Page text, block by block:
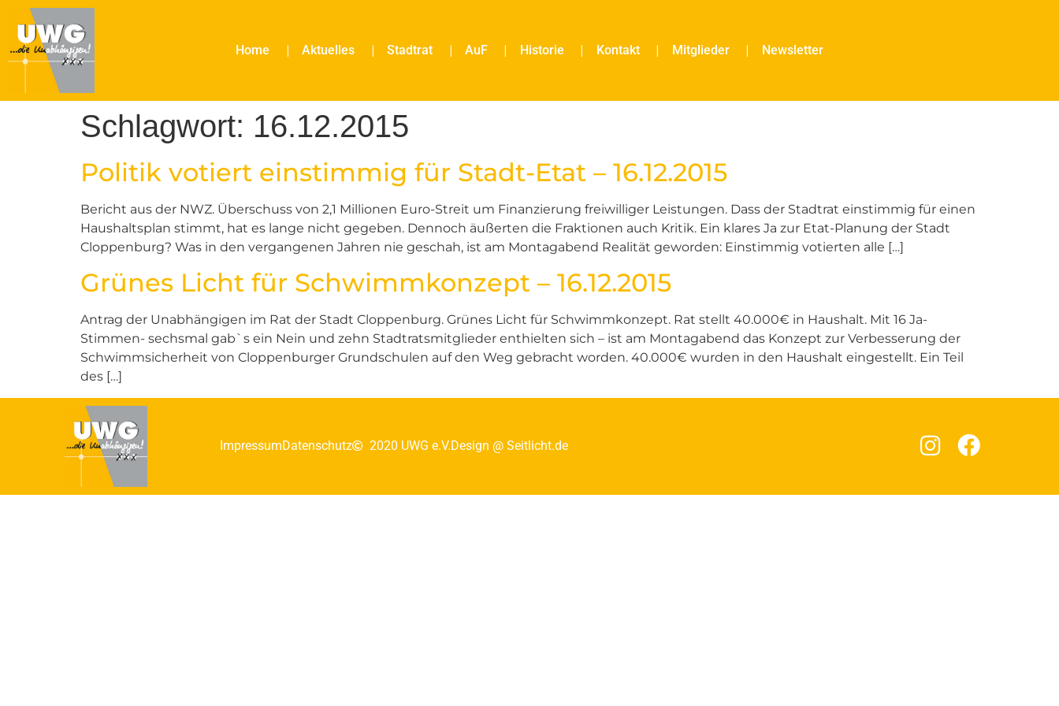
Home Aktuelles Stadtrat AuF Historie Kontakt Mitglieder Newsletter
Schlagwort: 16.12.2015
Politik votiert einstimmig für Stadt-Etat – 16.12.2015
Bericht aus der NWZ. Überschuss von 2,1 Millionen Euro-Streit um Finanzierung freiwilliger Leistungen. Dass der Stadtrat einstimmig für einen
Haushaltsplan stimmt, hat es lange nicht gegeben. Dennoch äußerten die Fraktionen auch Kritik. Ein klares Ja zur Etat-Planung der Stadt
Cloppenburg? Was in den vergangenen Jahren nie geschah, ist am Montagabend Realität geworden: Einstimmig votierten alle […]
Grünes Licht für Schwimmkonzept – 16.12.2015
Antrag der Unabhängigen im Rat der Stadt Cloppenburg. Grünes Licht für Schwimmkonzept. Rat stellt 40.000€ in Haushalt. Mit 16 Ja-
Stimmen- sechsmal gab`s ein Nein und zehn Stadtratsmitglieder enthielten sich – ist am Montagabend das Konzept zur Verbesserung der
Schwimmsicherheit von Cloppenburger Grundschulen auf den Weg gebracht worden. 40.000€ wurden in den Haushalt eingestellt. Ein Teil
des […]
ImpressumDatenschutz 2020 UWG e.V.Design @ Seitlicht.de